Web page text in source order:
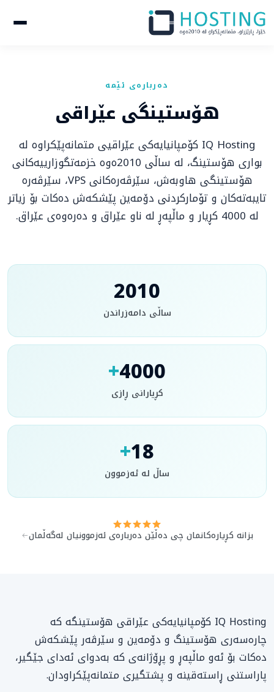
دەربارەی ئێمە
هۆستینگی عێراقی
IQ Hosting کۆمپانیایەکی عێراقیی متمانەپێکراوە لە
بواری هۆستینگ، لە ساڵی 2010ەوە خزمەتگوزارییەکانی
هۆستینگی هاوبەش، سێرڤەرەکانی VPS، سێرڤەرە
تایبەتەکان و تۆمارکردنی دۆمەین پێشکەش دەکات بۆ زیاتر
لە 4000 کڕیار و ماڵپەڕ لە ناو عێراق و دەرەوەی عێراق.
2010
ساڵی دامەزراندن
4000
+
کڕیارانی ڕازی
18
+
ساڵ لە ئەزموون
بزانە کڕیارەکانمان چی دەڵێن دەربارەی ئەزموونیان لەگەڵمان
IQ Hosting کۆمپانیایەکی عێراقی هۆستینگە کە
چارەسەری هۆستینگ و دۆمەین و سێرڤەر پێشکەش
دەکات بۆ ئەو ماڵپەڕ و پڕۆژانەی کە بەدوای ئەدای جێگیر،
پاراستنی ڕاستەقینە و پشتگیری متمانەپێکراودان.